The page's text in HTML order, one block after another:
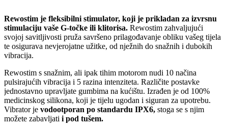
Rewostim je fleksibilni stimulator, koji je prikladan za izvrsnu
stimulaciju vaše G-točke ili klitorisa. Rewostim zahvaljujući
svojoj savitljivosti pruža savršeno prilagođavanje obliku vašeg tijela
te osigurava nevjerojatne užitke, od nježnih do snažnih i dubokih
vibracija.
Rewostim s snažnim, ali ipak tihim motorom nudi 10 načina
pulsirajućih vibracija i 5 razina intenziteta. Različite postavke
jednostavno upravljate gumbima na kućištu. Izrađen je od 100%
medicinskog silikona, koji je tijelu ugodan i siguran za upotrebu.
Vibrator je vodootporan po standardu IPX6, stoga se s njim
možete zabavljati i pod tušem.